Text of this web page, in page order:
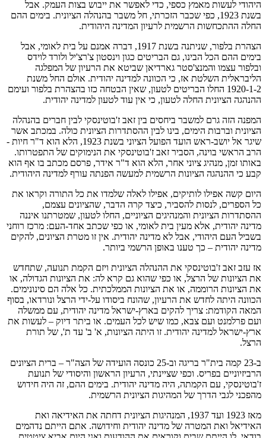
היהודי לעשות מאמץ כספי, כדי לאפשר את ייבוש בצות העמק. אבל
בשנת 1923, כפי שכבר הזכרתי, חל משבר בהנהלה הציונית. בימים ההם
החלה ההתכחשות הרשמית לרעיון המדינה היהודית.
הצהרת בלפור, שניתנה בשנת 1917, דברה אמנם על בית לאומי, אבל
בימים ההם הכל הבינו, גם הבריטים כגון וינסטון צ'רצ'יל ולורד לוידס
ובלפור עצמו והמנצ'סטר גארדיאן שביטא את הרעיון של המפלגה
הליבראלית השלטת אז, כי הכוונה למדינה יהודית. אולם החל משנת
1920-1-2 החלו הבריטים לטעון, שאין הבטחה כזו בהצהרת בלפור ועימם
ההנהגה הציונית החלה לטעון, כי אין עוד לטעון למדינה יהודית.
המפנה הזה גרם למשבר ביחסים בין זאב ז'בוטינסקי לבין חברים בהנהלה
הציונית וברבות הימים, בינו לבין ההסתדרות הציונית כולה. במכתב אשר
שיגר אל יושב-ראש הועד הפועל הציוני בשנת 1923, הלא הוא ד"ר חיות -
הרב הראשי בוינה, הסביר זאב ז'בוטינסקי את הנימוקים של התפטרותו.
באותו זמן, מנהיג ציוני אחר, הלא הוא ד"ר אידר, פרסם מכתב בו אף הוא
קבע כי ההנהגה הציונות הרשמית למעשה הפנתה עורף למדינה היהודית.
היום קשה אפילו לותיקים, אפילו לאלה שלמדו את כל התורה וקראו את
כל הספרים, לנסות להסביר, כיצד קרה הדבר, שהציונים עצמם,
ההסתדרות הציונית והמנהיגים הציוניים, החלו לטעון, שמטרתנו איננה
מדינה יהודית, אלא מעין בית לאומי, או כפי שכתב אחד-העם: מרכז רוחני
בשביל העם היהודי, אבל לא מדינה יהודית. אין זו מטרת הציונים, להקים
מדינה יהודית – כך טענו באופן הרשמי ביותר.
אז עזב זאב ז'בוטינסקי את ההנהלה הציונית ויזם הקמת תנועה, שתחדש
את הציונות של הרצל, או כפי שהוא גם קרא לה: את הציונות הגדולה, או
את הציונות הרוממה, או את הציונות הממלכתית. כל אלה הם סינונימים.
הכוונה היתה לחדש את הרעיון, שהונח ביסודו על-ידי הרצל ונורדאו, בסוף
המאה הקודמת: צריך להקים בארץ-ישראל מדינה יהודית, עם ממשלה
ועם פרלמנט ועם צבא, כמו שיש לכל העמים. או ביתר דיוק – לעשות את
ארץ-ישראל למדינה יהודית. זו היתה הציונות, א' ב' עד ת', של תורת
הרצל.
ב-23 קמה בית"ר בריגה וב-25 כונסה הועידה של הצה"ר – ברית הציונים
הרביזיוניים בפריס. וכפי שציינתי, הרעיון הראשון והיסודי של תנועת
ז'בוטינסקי, עם הקמתה, היה מדינה יהודית. בימים ההם, זה היה חידוש
מהפכני לגבי הדרך של המהיגות הציונית הרשמית.
מאז 1923 ועד 1937, המנהיגות הציונית דחתה את האידיאה ואת
האידיאל ואת המטרה של מדינה יהודית וחידושה. אתם הייתם נדהמים